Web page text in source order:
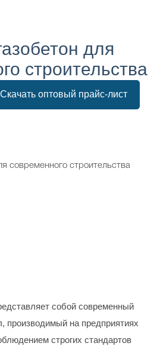
для
строительства
Скачать оптовый прайс-лист
современного строительства
собой современный
производимый на предприятиях
строгих стандартов